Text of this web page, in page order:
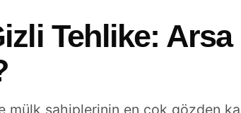
Tehlike: Arsa
mülk sahiplerinin en çok gözden